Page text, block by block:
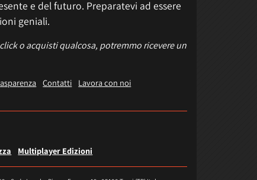
e del futuro. Preparatevi ad essere
geniali.
o acquisti qualcosa, potremmo ricevere un
Contatti
Lavora con noi
Multiplayer Edizioni